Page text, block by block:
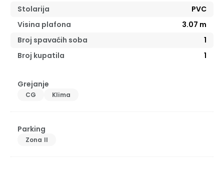
Stolarija
PVC
Visina plafona
3.07 m
Broj spavaćih soba
1
Broj kupatila
1
Grejanje
CG Klima
Parking
Zona II